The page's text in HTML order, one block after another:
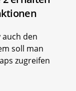
den
soll man
zugreifen